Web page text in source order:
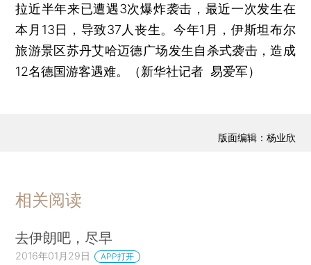
拉近半年来已遭遇3次爆炸袭击，最近一次发生在
本月13日，导致37人丧生。今年1月，伊斯坦布尔
旅游景区苏丹艾哈迈德广场发生自杀式袭击，造成
12名德国游客遇难。（新华社记者 易爱军）
版面编辑：杨业欣
相关阅读
去伊朗吧，尽早
2016年01月29日 APP打开